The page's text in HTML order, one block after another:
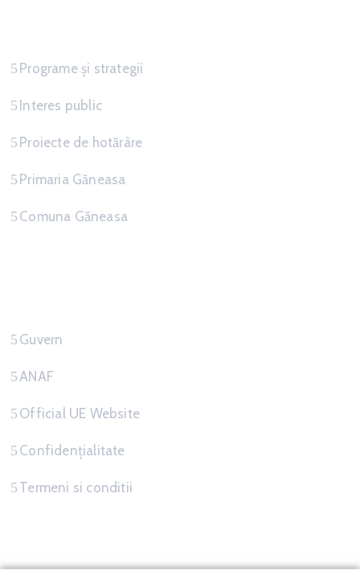
Programe și strategii
Interes public
Proiecte de hotărâre
Primaria Găneasa
Comuna Găneasa
Guvern
ANAF
Official UE Website
Confidențialitate
Termeni si conditii